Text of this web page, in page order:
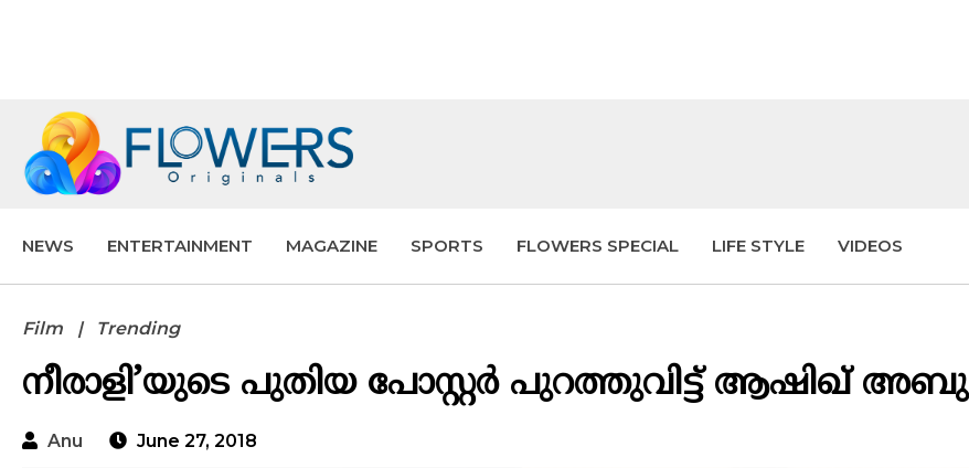
NEWS ENTERTAINMENT MAGAZINE SPORTS FLOWERS SPECIAL LIFE STYLE VIDEOS
Film Trending
നീരാളി’യുടെ പുതിയ പോസ്റ്റർ പുറത്തുവിട്ട് ആഷിഖ് അബു
Anu June 27, 2018